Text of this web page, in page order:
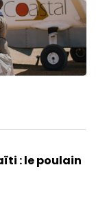
: le poulain